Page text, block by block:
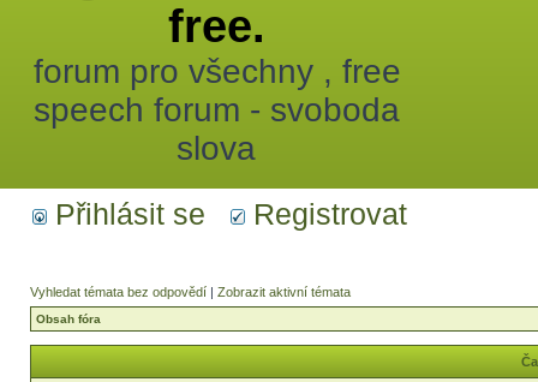
free.
forum pro všechny , free
speech forum - svoboda
slova
Přihlásit se Registrovat
Vyhledat témata bez odpovědí | Zobrazit aktivní témata
Obsah fóra